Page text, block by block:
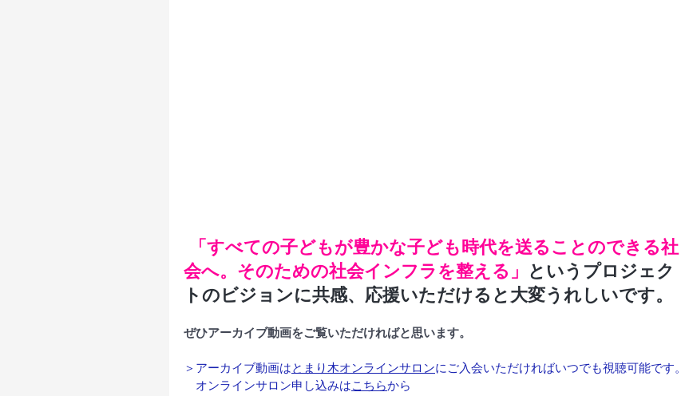
「すべての子どもが豊かな子ども時代を送ることのできる社
会へ。そのための社会インフラを整える」 というプロジェク
トのビジョンに共感、応援いただけると大変うれしいです。
ぜひアーカイブ動画をご覧いただければと思います。
＞アーカイブ動画はとまり木オンラインサロンにご入会いただければいつでも視聴可能です。
オンラインサロン申し込みはこちらから